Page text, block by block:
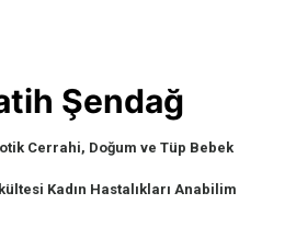
Şendağ
Cerrahi, Doğum ve Tüp Bebek
Kadın Hastalıkları Anabilim